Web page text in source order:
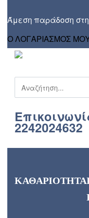
Άμεση παράδοση
Ο ΛΟΓΑΡΙΑΣΜΟΣ
Products
search
2242024632
ΚΑΘΑΡΙΟΤΗΤΑ